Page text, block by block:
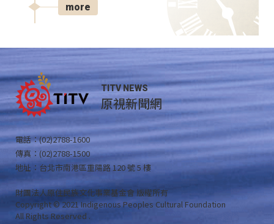
more
TITV NEWS
原視新聞網
電話：(02)2788-1600
傳真：(02)2788-1500
地址：台北市南港區重陽路 120 號 5 樓
財團法人原住民族文化事業基金會 版權所有
Copyright © 2021 Indigenous Peoples Cultural Foundation
All Rights Reserved .